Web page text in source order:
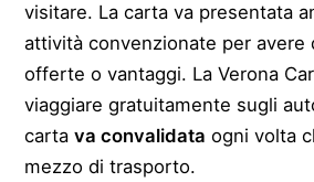
visitare. La carta va presentata
attività convenzionate per avere
offerte o vantaggi. La Verona
viaggiare gratuitamente sugli
cartava convalidata ogni volta
mezzo di trasporto.